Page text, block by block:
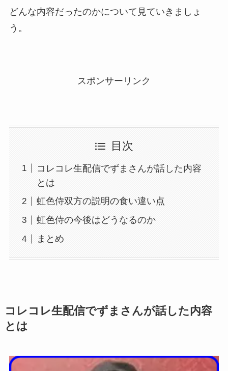
どんな内容だったのかについて見ていきましょ
う。
スポンサーリンク
目次
コレコレ生配信でずまさんが話した内容
とは
虹色侍双方の説明の食い違い点
虹色侍の今後はどうなるのか
まとめ
コレコレ生配信でずまさんが話した内容
とは